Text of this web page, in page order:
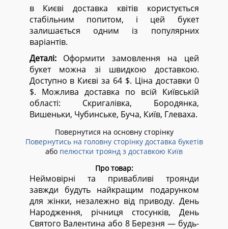
в Києві доставка квітів користується
стабільним попитом, і цей букет
залишається одним із популярних
варіантів.
Деталі:Оформити замовлення на цей
букет можна зі швидкою доставкою.
Доступно в Києві за 64 $. Ціна доставки 0
$. Можлива доставка по всій Київській
області: Скригалівка, Бородянка,
Вишеньки, Чубинське, Буча, Київ, Глеваха.
Повернутися на основну сторінку
Повернутись на головну сторінку доставка букетів
або пелюстки троянд з доставкою Київ
Про товар:
Неймовірні та привабливі троянди
завжди будуть найкращим подарунком
для жінки, незалежно від приводу. День
Народження, річниця стосунків, День
Святого Валентина або 8 Березня — будь-